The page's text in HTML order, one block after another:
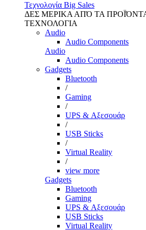
Τεχνολογία Big Sales
ΔΕΣ ΜΕΡΙΚΑ ΑΠΌ ΤΑ
ΤΕΧΝΟΛΟΓΙΑ
Audio
Audio Components
Audio
Audio Components
Gadgets
Bluetooth
/
Gaming
/
UPS & Αξεσουάρ
/
USB Sticks
/
Virtual Reality
/
view more
Gadgets
Bluetooth
Gaming
UPS & Αξεσουάρ
USB Sticks
Virtual Reality